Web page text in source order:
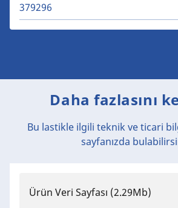
379296
Daha fazlasını
Bu lastikle ilgili teknik ve ticari
sayfanızda
Ürün Veri Sayfası (2.29Mb)